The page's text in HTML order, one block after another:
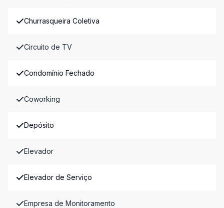
Churrasqueira Coletiva
Circuito de TV
Condomínio Fechado
Coworking
Depósito
Elevador
Elevador de Serviço
Empresa de Monitoramento